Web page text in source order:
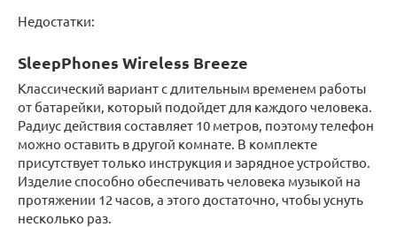
Недостатки:
SleepPhones Wireless Breeze
Классический вариант с длительным временем работы
от батарейки, который подойдет для каждого человека.
Радиус действия составляет 10 метров, поэтому телефон
можно оставить в другой комнате. В комплекте
присутствует только инструкция и зарядное устройство.
Изделие способно обеспечивать человека музыкой на
протяжении 12 часов, а этого достаточно, чтобы уснуть
несколько раз.